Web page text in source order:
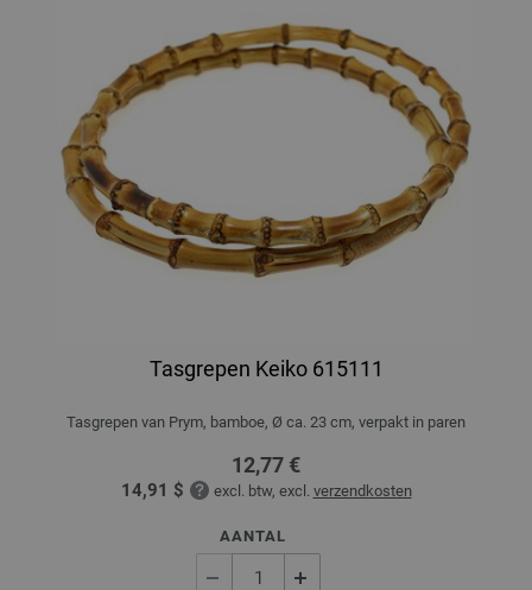
Tasgrepen Keiko 615111
Tasgrepen van Prym, bamboe, Ø ca. 23 cm, verpakt in paren
12,77 €
14,91 $ excl. btw, excl. verzendkosten
AANTAL